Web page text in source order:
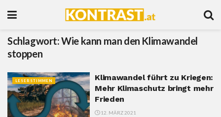
Schlagwort:Wie kann man den Klimawandel
stoppen
LESERSTIMMEN
Klimawandel führt zu Kriegen:
Mehr Klimaschutz bringt mehr
Frieden
12. MÄRZ 2021